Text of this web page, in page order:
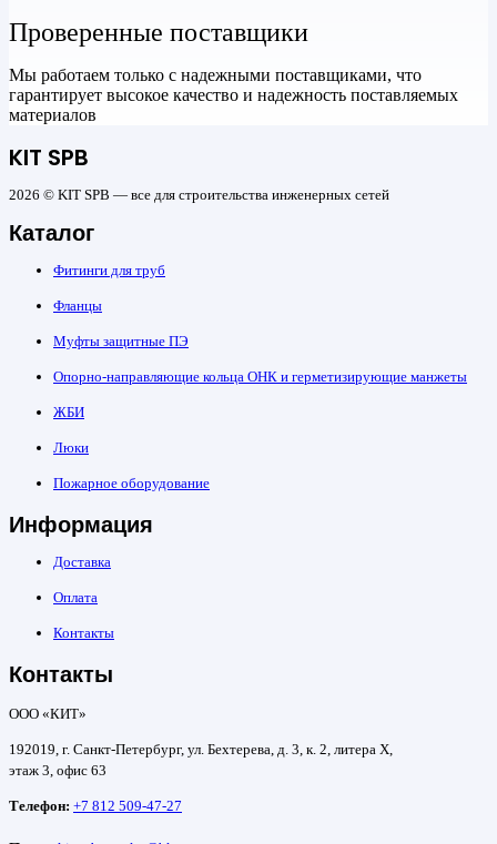
Проверенные поставщики
Мы работаем только с надежными поставщиками, что
гарантирует высокое качество и надежность поставляемых
материалов
KIT SPB
2026 © KIT SPB — все для строительства инженерных сетей
Каталог
Фитинги для труб
Фланцы
Муфты защитные ПЭ
Опорно-направляющие кольца ОНК и герметизирующие манжеты
ЖБИ
Люки
Пожарное оборудование
Информация
Доставка
Оплата
Контакты
Контакты
ООО «КИТ»
192019, г. Санкт-Петербург, ул. Бехтерева, д. 3, к. 2, литера Х,
этаж 3, офис 63
Телефон: +7 812 509-47-27